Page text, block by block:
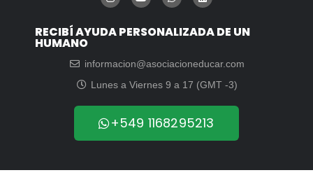
RECIBÍ AYUDA PERSONALIZADA DE UN
HUMANO
informacion@asociacioneducar.com
Lunes a Viernes 9 a 17 (GMT -3)
+549 1168295213